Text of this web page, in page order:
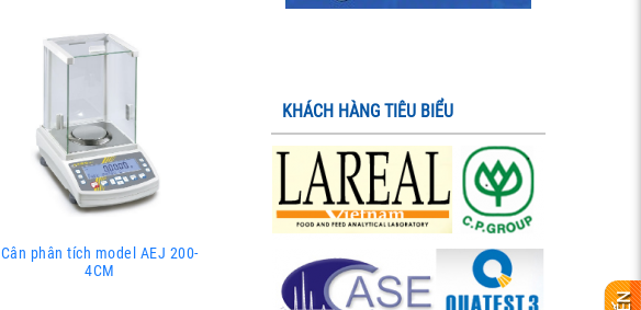
Cân phân tích model AEJ 200-
4CM
KHÁCH HÀNG TIÊU BIỂU